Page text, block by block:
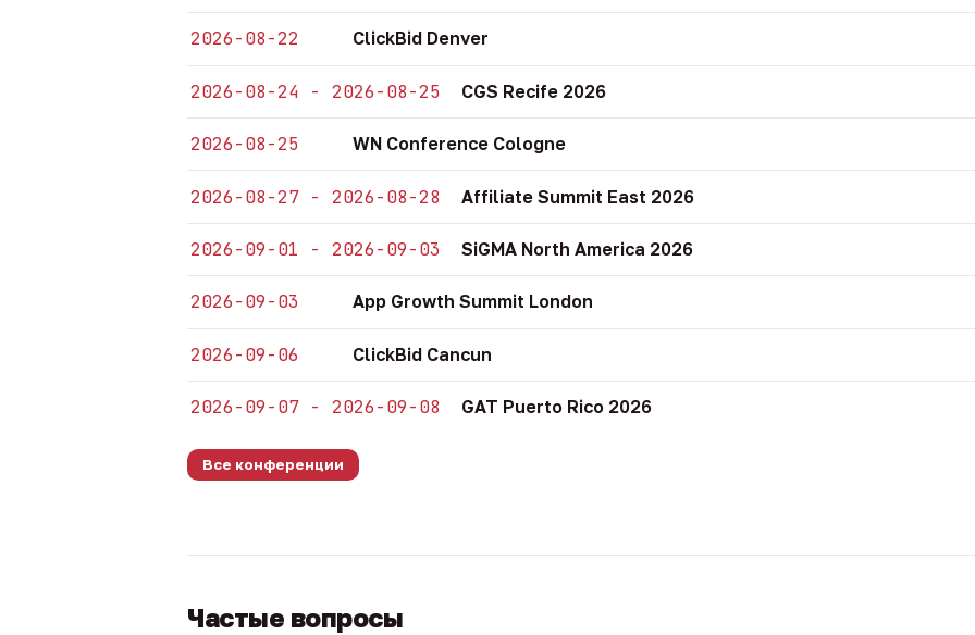
2026-08-22 ClickBid Denver
2026-08-24 - 2026-08-25 CGS Recife 2026
2026-08-25 WN Conference Cologne
2026-08-27 - 2026-08-28 Affiliate Summit East 2026
2026-09-01 - 2026-09-03 SiGMA North America 2026
2026-09-03 App Growth Summit London
2026-09-06 ClickBid Cancun
2026-09-07 - 2026-09-08 GAT Puerto Rico 2026
Все конференции
Частые вопросы